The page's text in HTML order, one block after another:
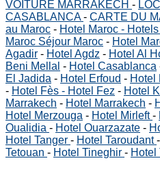
VOITURE MARRAKECH -
CASABLANCA- CARTE DU
au Maroc - Hotel Maroc -
Maroc Séjour Maroc - Hotel
Agadir - Hotel Agdz - Hotel Al
Beni Mellal - Hotel Casablanca
El Jadida - Hotel Erfoud - Hotel
- Hotel Fès - Hotel Fez - Hotel
Marrakech - Hotel Marrakech -
Hotel Merzouga - Hotel Mirleft-
Oualidia - Hotel Ouarzazate -
Hotel Tanger - Hotel Taroudant-
Tetouan - Hotel Tineghir - Hotel